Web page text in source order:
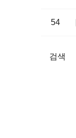
54
검색